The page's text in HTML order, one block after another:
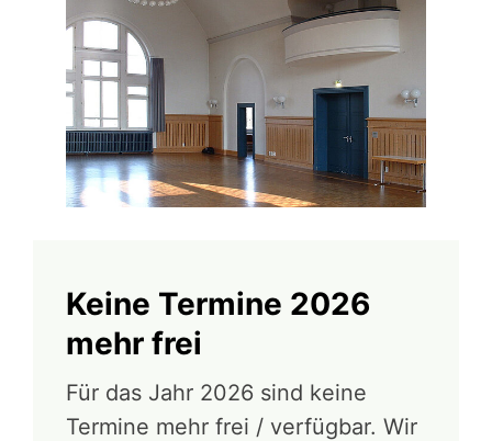
Keine Termine 2026
mehr frei
Für das Jahr 2026 sind keine
Termine mehr frei / verfügbar. Wir